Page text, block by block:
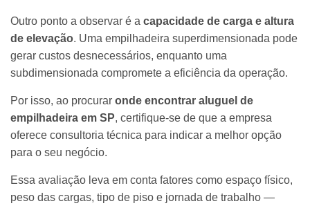
Outro ponto a observar é a capacidade de carga e altura
de elevação. Uma empilhadeira superdimensionada pode
gerar custos desnecessários, enquanto uma
subdimensionada compromete a eficiência da operação.
Por isso, ao procurar onde encontrar aluguel de
empilhadeira em SP, certifique-se de que a empresa
oferece consultoria técnica para indicar a melhor opção
para o seu negócio.
Essa avaliação leva em conta fatores como espaço físico,
peso das cargas, tipo de piso e jornada de trabalho —